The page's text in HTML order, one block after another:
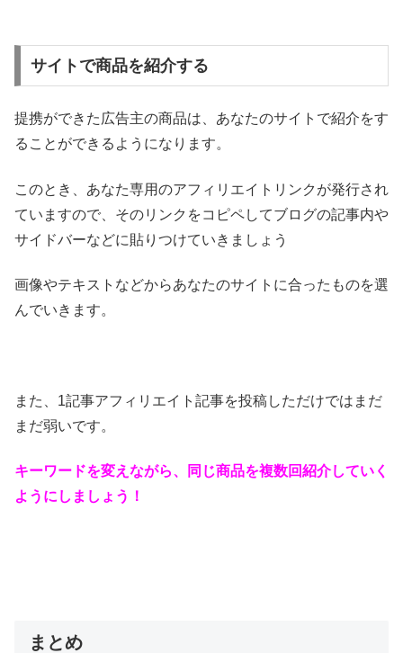
サイトで商品を紹介する
提携ができた広告主の商品は、あなたのサイトで紹介をす
ることができるようになります。
このとき、あなた専用のアフィリエイトリンクが発行され
ていますので、そのリンクをコピペしてブログの記事内や
サイドバーなどに貼りつけていきましょう
画像やテキストなどからあなたのサイトに合ったものを選
んでいきます。
また、1記事アフィリエイト記事を投稿しただけではまだ
まだ弱いです。
キーワードを変えながら、同じ商品を複数回紹介していく
ようにしましょう！
まとめ